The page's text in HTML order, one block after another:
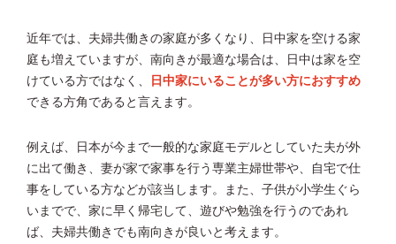
近年では、夫婦共働きの家庭が多くなり、日中家を空ける家
庭も増えていますが、南向きが最適な場合は、日中は家を空
けている方ではなく、
日中家にいることが多い方におすすめ
できる方角であると言えます。
例えば、日本が今まで一般的な家庭モデルとしていた夫が外
に出て働き、妻が家で家事を行う専業主婦世帯や、自宅で仕
事をしている方などが該当します。また、子供が小学生ぐら
いまでで、家に早く帰宅して、遊びや勉強を行うのであれ
ば、夫婦共働きでも南向きが良いと考えます。